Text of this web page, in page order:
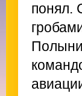
понял.